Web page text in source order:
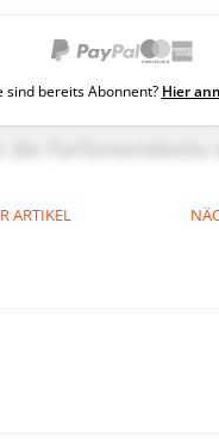
sind bereits Abonnent? Hier
ARTIKEL